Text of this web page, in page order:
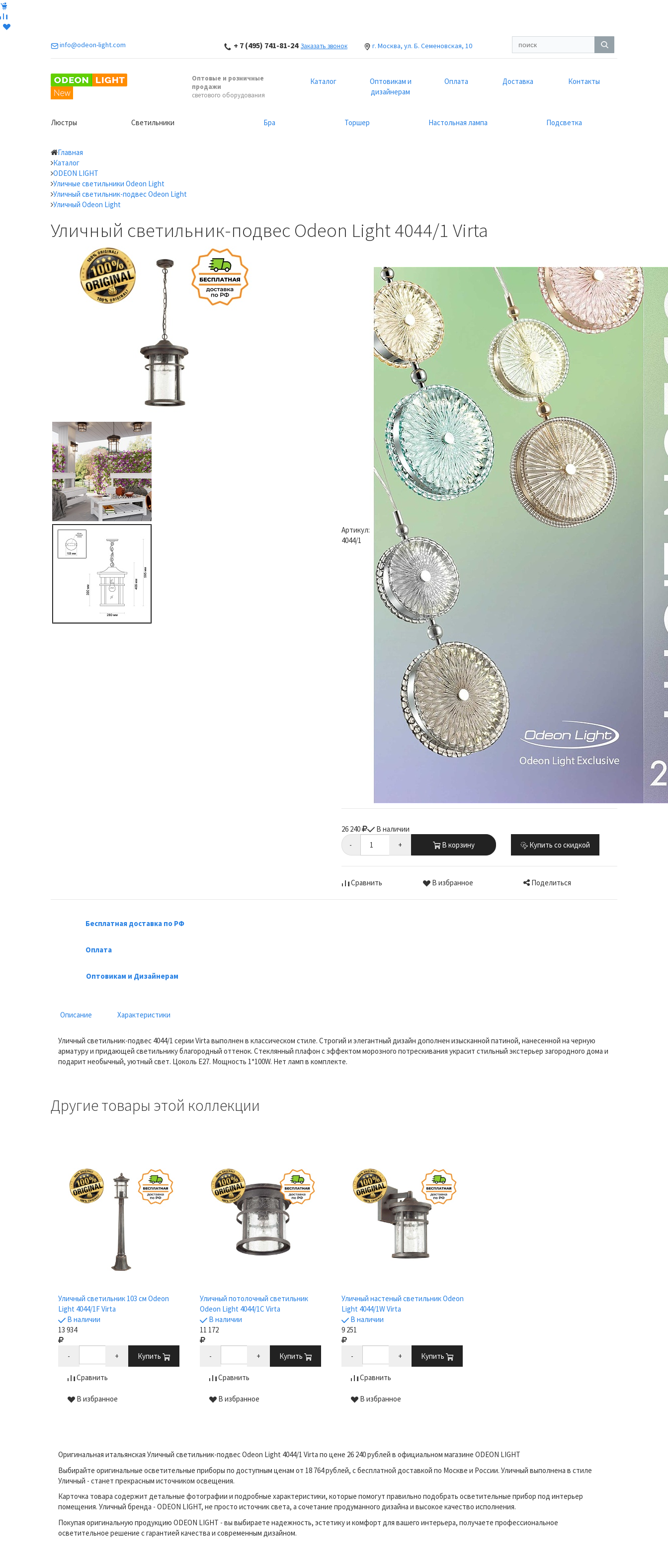
info@odeon-light.com + 7 (495) 741-81-24 Заказать звонок г. Москва, ул. Б. Семеновская, 10
Оптовые и розничные
продажи
светового оборудования
Каталог
Оптовикам и
дизайнерам
Оплата Доставка Контакты
Люстры Светильники Бра Торшер Настольная лампа Подсветка
Главная
Каталог
ODEON LIGHT
Уличные светильники Odeon Light
Уличный светильник-подвес Odeon Light
Уличный Odeon Light
Уличный светильник-подвес Odeon Light 4044/1 Virta
Артикул:
4044/1
26 240
В наличии
-
+ В корзину Купить со скидкой
Сравнить В избранное Поделиться
Бесплатная доставка по РФ
Оплата
Оптовикам и Дизайнерам
Описание Характеристики
Уличный светильник-подвес 4044/1 серии Virta выполнен в классическом стиле. Строгий и элегантный дизайн дополнен изысканной патиной, нанесенной на черную
арматуру и придающей светильнику благородный оттенок. Стеклянный плафон с эффектом морозного потрескивания украсит стильный экстерьер загородного дома и
подарит необычный, уютный свет. Цоколь E27. Мощность 1*100W. Нет ламп в комплекте.
Другие товары этой коллекции
Уличный светильник 103 см Odeon
Light 4044/1F Virta
В наличии
13 934
- + Купить
Сравнить
В избранное
Уличный потолочный светильник
Odeon Light 4044/1C Virta
В наличии
11 172
- + Купить
Сравнить
В избранное
Уличный настеный светильник Odeon
Light 4044/1W Virta
В наличии
9 251
- + Купить
Сравнить
В избранное
Оригинальная итальянская Уличный светильник-подвес Odeon Light 4044/1 Virta по цене 26 240 рублей в официальном магазине ODEON LIGHT
Выбирайте оригинальные осветительные приборы по доступным ценам от 18 764 рублей, с бесплатной доставкой по Москве и России. Уличный выполнена в стиле
Уличный - станет прекрасным источником освещения.
Карточка товара содержит детальные фотографии и подробные характеристики, которые помогут правильно подобрать осветительные прибор под интерьер
помещения. Уличный бренда - ODEON LIGHT, не просто источник света, а сочетание продуманного дизайна и высокое качество исполнения.
Покупая оригинальную продукцию ODEON LIGHT - вы выбираете надежность, эстетику и комфорт для вашего интерьера, получаете профессиональное
осветительное решение с гарантией качества и современным дизайном.